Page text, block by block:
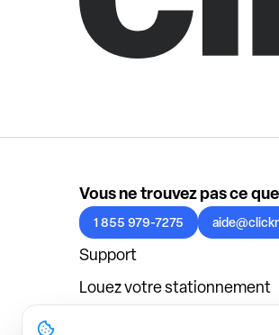
Vous ne trouvez pas ce
1 855 979-7275
Support
Louez votre stationnement